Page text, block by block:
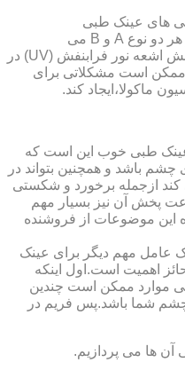
های عینک طبی
است،مقاومت در برابر اشعه UV در هر دو نوع A و B می
باشد.قطعاً قرار گرفتن در معرض تابش اشعه نور فرابنفش (UV) در
ممکن است مشکلاتی برای
ماکولا،ایجاد کند.
طبی خوب این است که
باشد و همچنین بتواند در
ازجمله برخورد و شکستی
پخش آن نیز بسیار مهم
این موضوعات از فروشنده
عامل مهم دیگر برای عینک
اهمیت است.اول اینکه
موارد ممکن است چندین
شما باشد.پس فریم در
آن ها می پردازیم.